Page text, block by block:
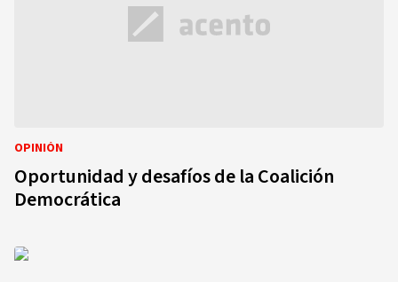
OPINIÓN
Oportunidad y desafíos de la Coalición
Democrática